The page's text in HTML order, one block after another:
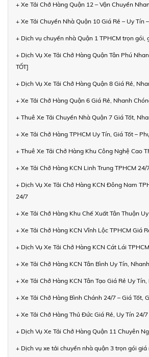
+ Xe Tải Chở Hàng Quận 12 – Vận Chuyển
+ Xe Tải Chuyển Nhà Quận 10 Giá Rẻ – Uy Tín
+ Dịch vụ chuyển nhà Quận 1 TPHCM trọn gói,
+ Dịch Vụ Xe Tải Chở Hàng Quận Tân Phú
TỐT]
+ Dịch Vụ Xe Tải Chở Hàng Quận 8 Giá Rẻ,
+ Xe Tải Chở Hàng Quận 6 Giá Rẻ, Nhanh
+ Thuê Xe Tải Chuyển Nhà Quận 7 Giá Tốt,
+ Xe Tải Chở Hàng TPHCM Uy Tín, Giá Tốt –
+ Thuê Xe Tải Chở Hàng Khu Công Nghệ Cao
+ Xe Tải Chở Hàng KCN Linh Trung TPHCM 24/
+ Dịch Vụ Xe Tải Chở Hàng KCN Đông Nam
24/7
+ Xe Tải Chở Hàng Khu Chế Xuất Tân Thuận
+ Xe Tải Chở Hàng KCN Vĩnh Lộc TPHCM Giá
+ Dịch Vụ Xe Tải Chở Hàng KCN Cát Lái
+ Xe Tải Chở Hàng KCN Tân Bình Uy Tín,
+ Xe Tải Chở Hàng KCN Tân Tạo Giá Rẻ Uy
+ Xe Tải Chở Hàng Bình Chánh 24/7 – Giá Tốt,
+ Xe Tải Chở Hàng Thủ Đức Giá Rẻ, Uy Tín 24/7
+ Dịch Vụ Xe Tải Chở Hàng Quận 11 Chuyên
+ Dịch vụ xe tải chuyển nhà quận 3 trọn gói giá